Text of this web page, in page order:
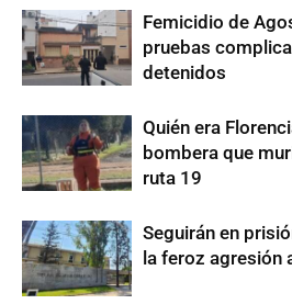
Femicidio de
pruebas
detenidos
Quién era
bombera que
ruta 19
Seguirán en
la feroz agresión